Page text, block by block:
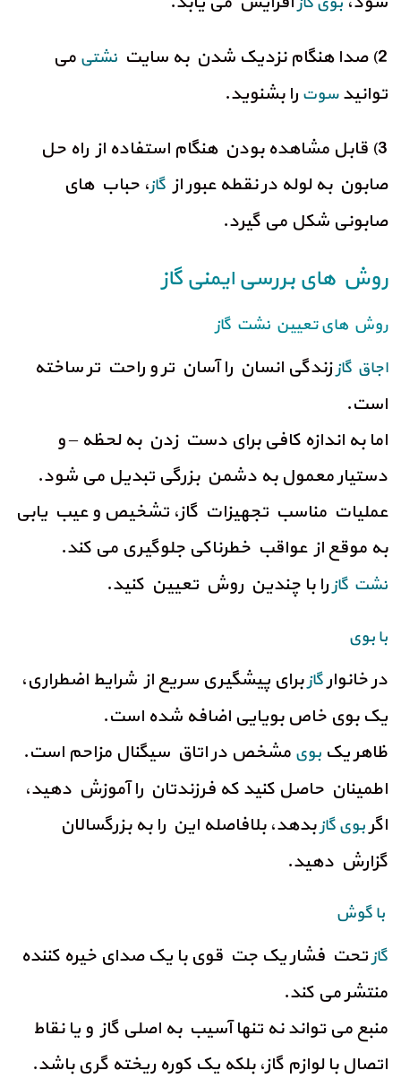
2) صدا هنگام نزدیک شدن به سایت نشتی می
توانیدسوت را بشنوید.
3) قابل مشاهده بودن هنگام استفاده از راه حل
صابون به لوله در نقطه عبور از گاز، حباب های
صابونی شکل می گیرد.
روش های بررسی ایمنی گاز
روش های تعیین نشت گاز
اجاق گاززندگی انسان را آسان تر و راحت تر ساخته
است.
اما به اندازه کافی برای دست زدن به لحظه – و
دستیار معمول به دشمن بزرگی تبدیل می شود.
عملیات مناسب تجهیزات گاز، تشخیص و عیب یابی
به موقع از عواقب خطرناکی جلوگیری می کند.
نشت گازرا با چندین روش تعیین کنید.
با بوی
در خانوارگازبرای پیشگیری سریع از شرایط اضطراری،
یک بوی خاص بویایی اضافه شده است.
ظاهر یک بوی مشخص در اتاق سیگنال مزاحم است.
اطمینان حاصل کنید که فرزندتان را آموزش دهید،
اگربوی گازبدهد، بلافاصله این را به بزرگسالان
گزارش دهید.
با گوش
گازتحت فشار یک جت قوی با یک صدای خیره کننده
منتشر می کند.
منبع می تواند نه تنها آسیب به اصلی گاز و یا نقاط
اتصال با لوازم گاز، بلکه یک کوره ریخته گری باشد.